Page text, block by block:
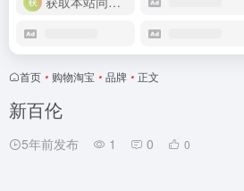
首页 • 购物淘宝 • 品牌 • 正文
新百伦
5年前发布 1 0 0